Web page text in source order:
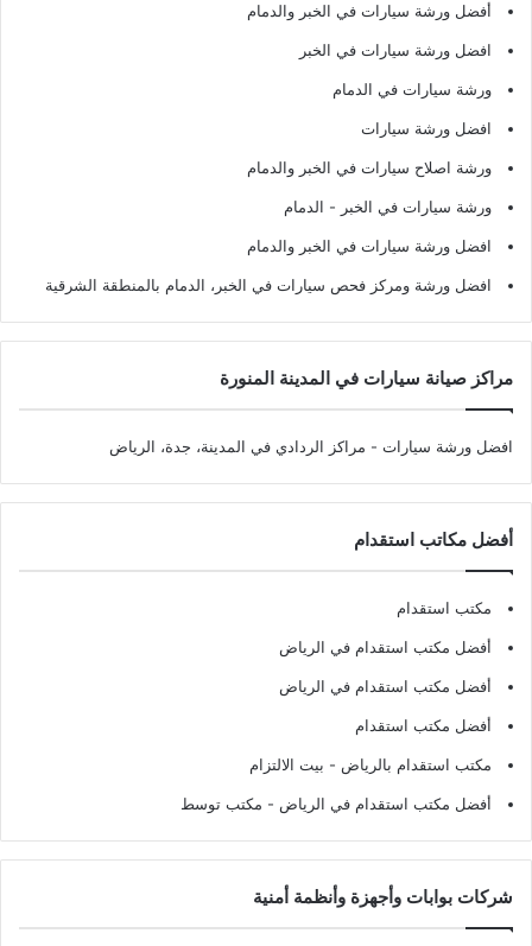
أفضل ورشة سيارات في الخبر والدمام
افضل ورشة سيارات في الخبر
ورشة سيارات في الدمام
افضل ورشة سيارات
ورشة اصلاح سيارات في الخبر والدمام
ورشة سيارات في الخبر - الدمام
افضل ورشة سيارات في الخبر والدمام
افضل ورشة ومركز فحص سيارات في الخبر، الدمام بالمنطقة الشرقية
مراكز صيانة سيارات في المدينة المنورة
افضل ورشة سيارات - مراكز الردادي في المدينة، جدة، الرياض
أفضل مكاتب استقدام
مكتب استقدام
أفضل مكتب استقدام في الرياض
أفضل مكتب استقدام في الرياض
أفضل مكتب استقدام
مكتب استقدام بالرياض - بيت الالتزام
أفضل مكتب استقدام في الرياض - مكتب توسط
شركات بوابات وأجهزة وأنظمة أمنية